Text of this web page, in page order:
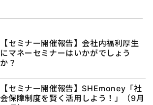
【セミナー開催報告】会社内福利厚生
にマネーセミナーはいかがでしょう
か？
【セミナー開催報告】SHEmoney「社
会保障制度を賢く活用しよう！」（9月